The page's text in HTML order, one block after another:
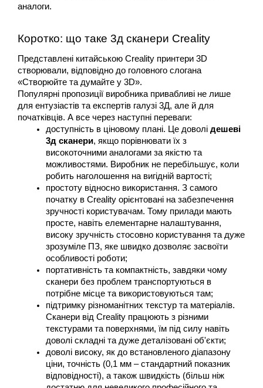
аналоги.
Коротко: що таке 3д сканери Creality
Представлені китайською Сreality принтери 3D
створювали, відповідно до головного слогана
«Створюйте та думайте у 3D».
Популярні пропозиції виробника привабливі не лише
для ентузіастів та експертів галузі 3Д, але й для
початківців. А все через наступні переваги:
доступність в ціновому плані. Це доволі дешеві
3д сканери, якщо порівнювати їх з
високоточними аналогами за якістю та
можливостями. Виробник не перебільшує, коли
робить наголошення на вигідній вартості;
простоту відносно використання. З самого
початку в Creality орієнтовані на забезпечення
зручності користувачам. Тому прилади мають
просте, навіть елементарне налаштування,
високу зручність стосовно користування та дуже
зрозуміле ПЗ, яке швидко дозволяє засвоїти
особливості роботи;
портативність та компактність, завдяки чому
сканери без проблем транспортуються в
потрібне місце та використовуються там;
підтримку різноманітних текстур та матеріалів.
Сканери від Creality працюють з різними
текстурами та поверхнями, їм під силу навіть
доволі складні та дуже деталізовані об'єкти;
доволі високу, як до встановленого діапазону
ціни, точність (0,1 мм – стандартний показник
відповідності), а також швидкість (більш ніж